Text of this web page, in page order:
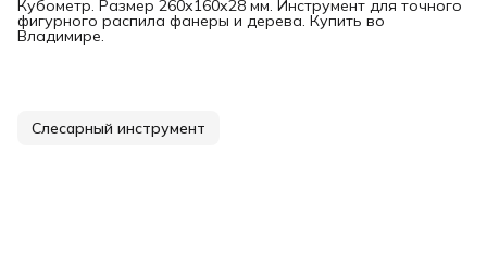
Кубометр. Размер 260х160х28 мм. Инструмент для точного
фигурного распила фанеры и дерева. Купить во
Владимире.
Слесарный инструмент